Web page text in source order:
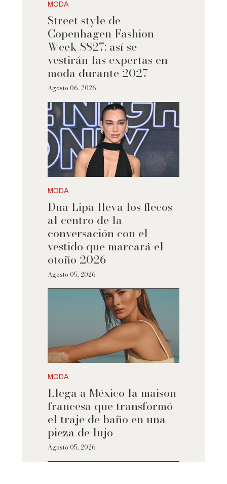
MODA
Street style de
Copenhagen Fashion
Week SS27: así se
vestirán las expertas en
moda durante 2027
Agosto 06, 2026
MODA
Dua Lipa lleva los flecos
al centro de la
conversación con el
vestido que marcará el
otoño 2026
Agosto 05, 2026
MODA
Llega a México la maison
francesa que transformó
el traje de baño en una
pieza de lujo
Agosto 05, 2026